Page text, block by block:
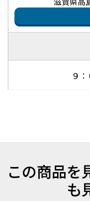
９
この商品を
も